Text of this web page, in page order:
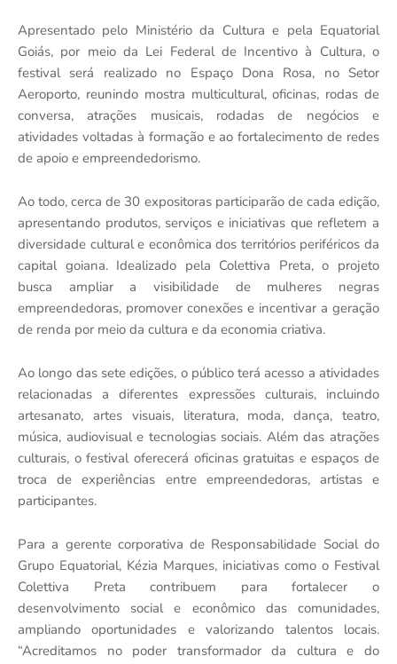
Apresentado pelo Ministério da Cultura e pela Equatorial
Goiás, por meio da Lei Federal de Incentivo à Cultura, o
festival será realizado no Espaço Dona Rosa, no Setor
Aeroporto, reunindo mostra multicultural, oficinas, rodas de
conversa, atrações musicais, rodadas de negócios e
atividades voltadas à formação e ao fortalecimento de redes
de apoio e empreendedorismo.
Ao todo, cerca de 30 expositoras participarão de cada edição,
apresentando produtos, serviços e iniciativas que refletem a
diversidade cultural e econômica dos territórios periféricos da
capital goiana. Idealizado pela Colettiva Preta, o projeto
busca ampliar a visibilidade de mulheres negras
empreendedoras, promover conexões e incentivar a geração
de renda por meio da cultura e da economia criativa.
Ao longo das sete edições, o público terá acesso a atividades
relacionadas a diferentes expressões culturais, incluindo
artesanato, artes visuais, literatura, moda, dança, teatro,
música, audiovisual e tecnologias sociais. Além das atrações
culturais, o festival oferecerá oficinas gratuitas e espaços de
troca de experiências entre empreendedoras, artistas e
participantes.
Para a gerente corporativa de Responsabilidade Social do
Grupo Equatorial, Kézia Marques, iniciativas como o Festival
Colettiva Preta contribuem para fortalecer o
desenvolvimento social e econômico das comunidades,
ampliando oportunidades e valorizando talentos locais.
“Acreditamos no poder transformador da cultura e do